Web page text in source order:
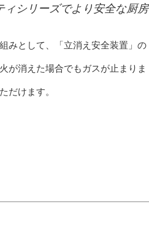
ィシリーズでより安全な厨房
みとして、「立消え安全装置」の
が消えた場合でもガスが止まりま
だけます。